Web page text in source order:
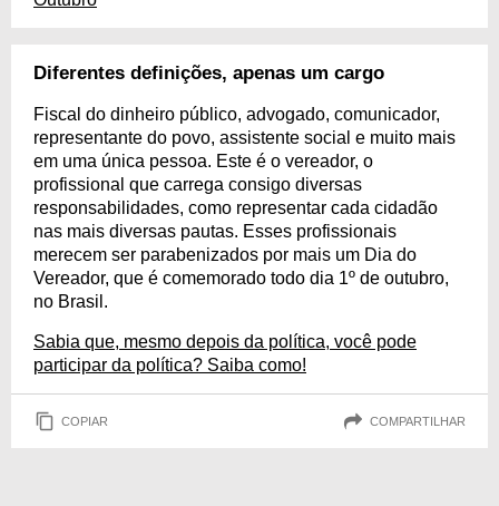
Diferentes definições, apenas um cargo
Fiscal do dinheiro público, advogado, comunicador,
representante do povo, assistente social e muito mais
em uma única pessoa. Este é o vereador, o
profissional que carrega consigo diversas
responsabilidades, como representar cada cidadão
nas mais diversas pautas. Esses profissionais
merecem ser parabenizados por mais um Dia do
Vereador, que é comemorado todo dia 1º de outubro,
no Brasil.
Sabia que, mesmo depois da política, você pode
participar da política? Saiba como!
COPIAR COMPARTILHAR